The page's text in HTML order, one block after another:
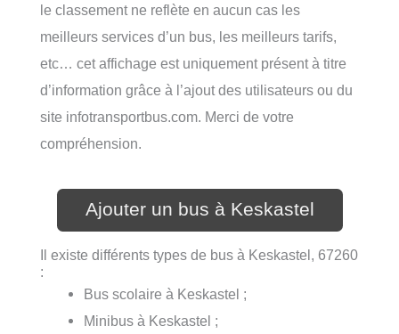
le classement ne reflète en aucun cas les
meilleurs services d’un bus, les meilleurs tarifs,
etc… cet affichage est uniquement présent à titre
d’information grâce à l’ajout des utilisateurs ou du
site infotransportbus.com. Merci de votre
compréhension.
Ajouter un bus à Keskastel
Il existe différents types de bus à Keskastel, 67260
:
Bus scolaire à Keskastel ;
Minibus à Keskastel ;